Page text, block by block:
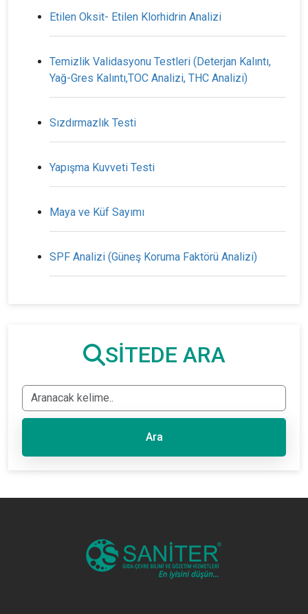
Etilen Oksit- Etilen Klorhidrin Analizi
Temizlik Validasyonu Testleri (Deterjan Kalıntı,
Yağ-Gres Kalıntı,TOC Analizi, THC Analizi)
Sızdırmazlık Testi
Yapışma Kuvveti Testi
Maya ve Küf Sayımı
SPF Analizi (Güneş Koruma Faktörü Analizi)
SİTEDE ARA
Ara